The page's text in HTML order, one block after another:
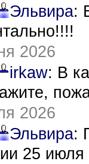
Эльвира:
2026
irkaw: В
2026
Эльвира:
25 июля